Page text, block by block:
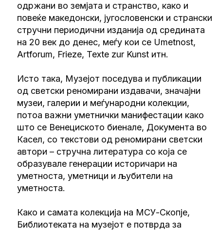
одржани во земјата и странство, како и
повеќе македонски, југословенски и странски
стручни периодични изданија од средината
на 20 век до денес, меѓу кои се Umetnost,
Artforum, Frieze, Texte zur Kunst итн.
Исто така, Музејот поседува и публикации
од светски реномирани издавачи, значајни
музеи, галерии и меѓународни колекции,
потоа важни уметнички манифестации како
што се Венециското биенале, Документа во
Касел, со текстови од реномирани светски
автори – стручна литература со која се
образувале генерации историчари на
уметноста, уметници и љубители на
уметноста.
Како и самата колекција на МСУ-Скопје,
Библиотеката на музејот е потврда за